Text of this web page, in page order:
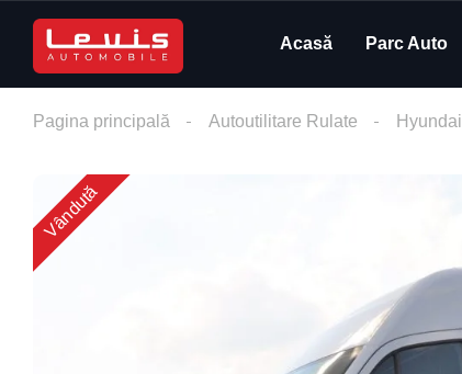
Acasă Parc Auto
Pagina principală Autoutilitare Rulate Hyundai
Vândută